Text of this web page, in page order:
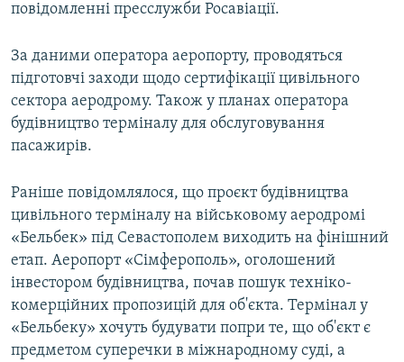
повідомленні пресслужби Росавіації.
За даними оператора аеропорту, проводяться
підготовчі заходи щодо сертифікації цивільного
сектора аеродрому. Також у планах оператора
будівництво терміналу для обслуговування
пасажирів.
Раніше повідомлялося, що проєкт будівництва
цивільного терміналу на військовому аеродромі
«Бельбек» під Севастополем виходить на фінішний
етап. Аеропорт «Сімферополь», оголошений
інвестором будівництва, почав пошук техніко-
комерційних пропозицій для об'єкта. Термінал у
«Бельбеку» хочуть будувати попри те, що об'єкт є
предметом суперечки в міжнародному суді, а